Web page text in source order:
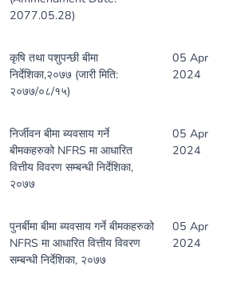
2077.05.28)
कृषि तथा पशुपन्छी बीमा
निर्देशिका,२०७७ (जारी मिति:
२०७७/०८/१५)
05 Apr
2024
निर्जीवन बीमा ब्यवसाय गर्ने
बीमकहरुको NFRS मा आधारित
वित्तीय विवरण सम्बन्धी निर्देशिका,
२०७७
05 Apr
2024
पुनर्बीमा बीमा ब्यवसाय गर्ने बीमकहरुको
NFRS मा आधारित वित्तीय विवरण
सम्बन्धी निर्देशिका, २०७७
05 Apr
2024